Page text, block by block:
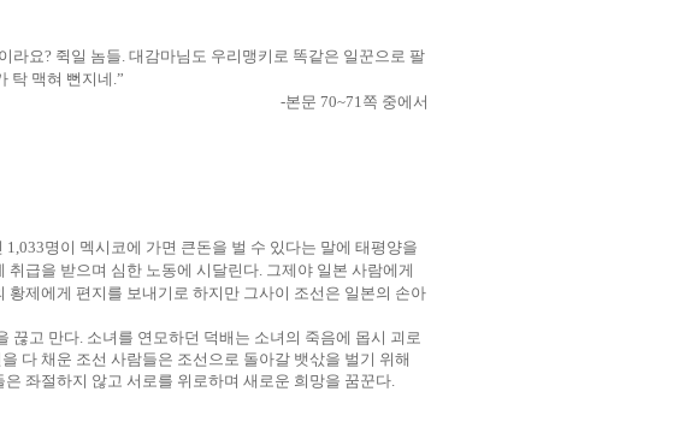
라요? 쥑일 놈들. 대감마님도 우리맹키로 똑같은 일꾼으로 팔
탁 맥혀 뻔지네.”
-본문 70~71쪽 중에서
1,033명이 멕시코에 가면 큰돈을 벌 수 있다는 말에 태평양을
취급을 받으며 심한 노동에 시달린다. 그제야 일본 사람에게
제에게 편지를 보내기로 하지만 그사이 조선은 일본의 손아
끊고 만다. 소녀를 연모하던 덕배는 소녀의 죽음에 몹시 괴로
다 채운 조선 사람들은 조선으로 돌아갈 뱃삯을 벌기 위해
은 좌절하지 않고 서로를 위로하며 새로운 희망을 꿈꾼다.